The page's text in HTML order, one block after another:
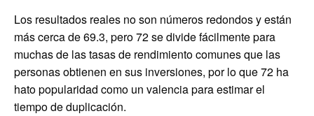
Los resultados reales no son números redondos y están
más cerca de 69.3, pero 72 se divide fácilmente para
muchas de las tasas de rendimiento comunes que las
personas obtienen en sus inversiones, por lo que 72 ha
hato popularidad como un valencia para estimar el
tiempo de duplicación.